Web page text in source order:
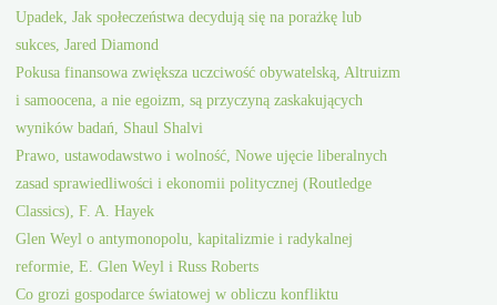
Upadek, Jak społeczeństwa decydują się na porażkę lub
sukces, Jared Diamond
Pokusa finansowa zwiększa uczciwość obywatelską, Altruizm
i samoocena, a nie egoizm, są przyczyną zaskakujących
wyników badań, Shaul Shalvi
Prawo, ustawodawstwo i wolność, Nowe ujęcie liberalnych
zasad sprawiedliwości i ekonomii politycznej (Routledge
Classics), F. A. Hayek
Glen Weyl o antymonopolu, kapitalizmie i radykalnej
reformie, E. Glen Weyl i Russ Roberts
Co grozi gospodarce światowej w obliczu konfliktu